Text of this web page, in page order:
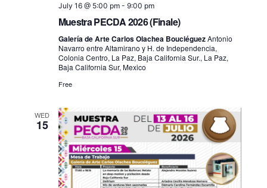
July 16 @ 5:00 pm- 9:00 pm
Muestra PECDA 2026 (Finale)
Galería de Arte Carlos Olachea BouciéguezAntonio
Navarro entre Altamirano y H. de Independencia,
Colonia Centro, La Paz, Baja California Sur., La Paz,
Baja California Sur, Mexico
Free
WED
15